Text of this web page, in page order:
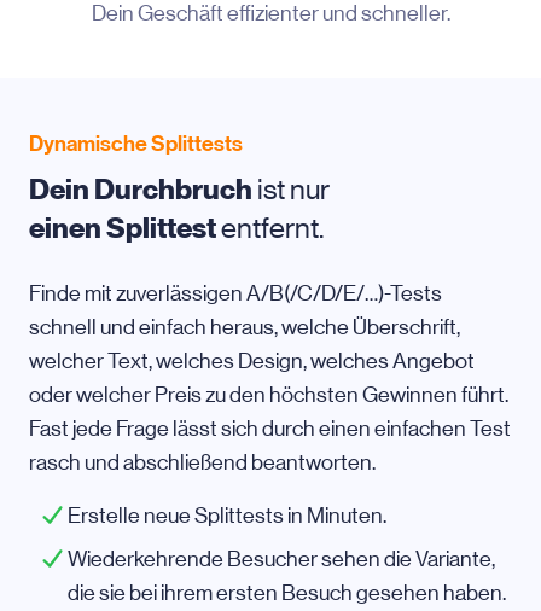
Dein Geschäft effizienter und schneller.
Dynamische Splittests
Dein Durchbruch ist nur
einen Splittestentfernt.
Finde mit zuverlässigen A/B(/C/D/E/…)-Tests
schnell und einfach heraus, welche Überschrift,
welcher Text, welches Design, welches Angebot
oder welcher Preis zu den höchsten Gewinnen führt.
Fast jede Frage lässt sich durch einen einfachen Test
rasch und abschließend beantworten.
Erstelle neue Splittests in Minuten.
Wiederkehrende Besucher sehen die Variante,
die sie bei ihrem ersten Besuch gesehen haben.